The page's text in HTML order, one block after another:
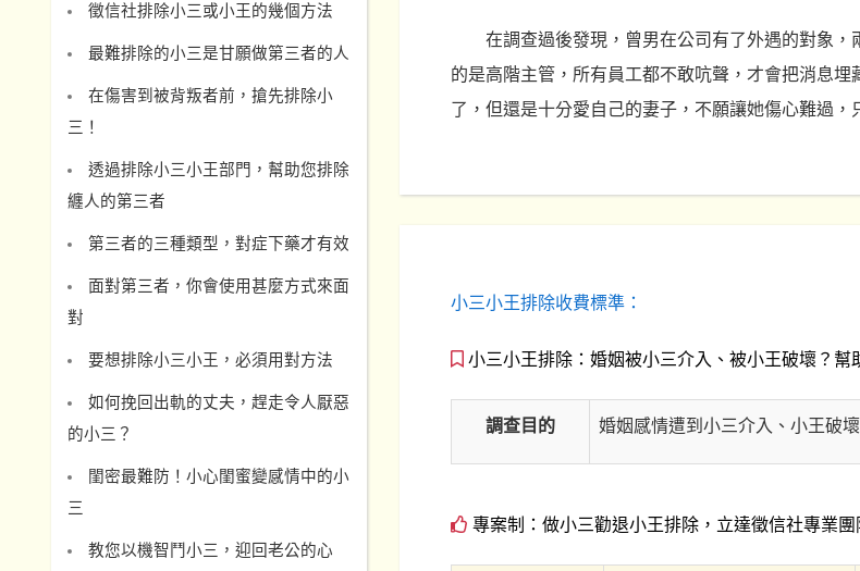
在調查過後發現，曾男在公司有了外遇的對象
的是高階主管，所有員工都不敢吭聲，才會把消息
了，但還是十分愛自己的妻子，不願讓她傷心難過
小三小王排除收費標準：
小三小王排除：婚姻被小三介入、被小王破壞？
調查目的 婚姻感情遭到小三介入、小王破
專案制：做小三勸退小王排除，立達徵信社專業團
徵信社排除小三或小王的幾個方法
最難排除的小三是甘願做第三者的人
在傷害到被背叛者前，搶先排除小
三！
透過排除小三小王部門，幫助您排除
纏人的第三者
第三者的三種類型，對症下藥才有效
面對第三者，你會使用甚麼方式來面
對
要想排除小三小王，必須用對方法
如何挽回出軌的丈夫，趕走令人厭惡
的小三？
閨密最難防！小心閨蜜變感情中的小
三
教您以機智鬥小三，迎回老公的心